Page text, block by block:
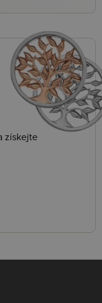
získejte